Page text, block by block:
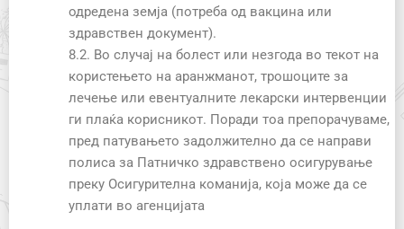
одредена земја (потреба од вакцина или
здравствен документ).
8.2. Во случај на болест или незгода во текот на
користењето на аранжманот, трошоците за
лечење или евентуалните лекарски интервенции
ги плаќа корисникот. Поради тоа препорачуваме,
пред патувањето задолжително да се направи
полиса за Патничко здравствено осигурување
преку Осигурителна команија, која може да се
уплати во агенцијата